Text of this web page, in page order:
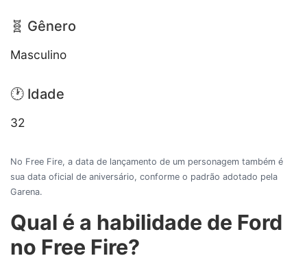
🧬 Gênero
Masculino
🕐 Idade
32
No Free Fire, a data de lançamento de um personagem também é
sua data oficial de aniversário, conforme o padrão adotado pela
Garena.
Qual é a habilidade de Ford
no Free Fire?